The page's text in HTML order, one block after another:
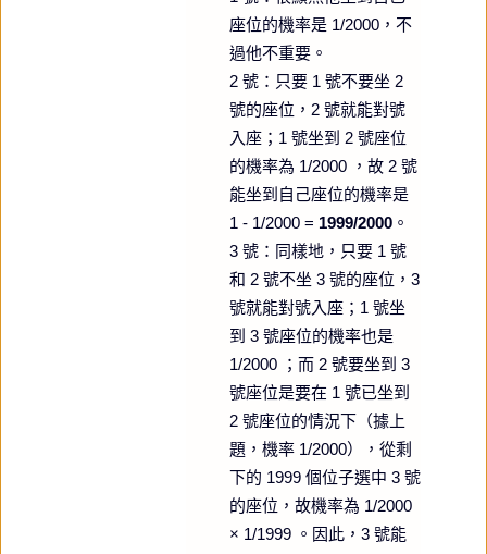
座位的機率是 1/2000，不
過他不重要。
2 號：只要 1 號不要坐 2
號的座位，2 號就能對號
入座；1 號坐到 2 號座位
的機率為 1/2000 ，故 2 號
能坐到自己座位的機率是
1 - 1/2000 = 1999/2000 。
3 號：同樣地，只要 1 號
和 2 號不坐 3 號的座位，3
號就能對號入座；1 號坐
到 3 號座位的機率也是
1/2000 ；而 2 號要坐到 3
號座位是要在 1 號已坐到
2 號座位的情況下（據上
題，機率 1/2000），從剩
下的 1999 個位子選中 3 號
的座位，故機率為 1/2000
× 1/1999 。因此，3 號能